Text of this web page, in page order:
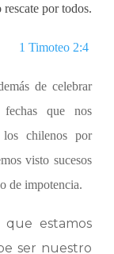
por todos.
1 Timoteo 2:4
de celebrar
fechas que nos
los chilenos por
visto sucesos
de impotencia.
estamos
ser nuestro